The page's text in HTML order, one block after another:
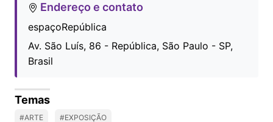
Endereço e contato
espaçoRepública
Av. São Luís, 86 - República, São Paulo - SP,
Brasil
Temas
#ARTE #EXPOSIÇÃO